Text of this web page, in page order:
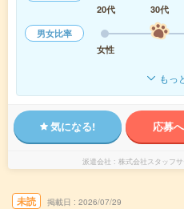
20代
30代
男女比率
女性
もっ
気になる! 応募
派遣会社 株式会社スタッフ
未読 掲載日 2026/07/29